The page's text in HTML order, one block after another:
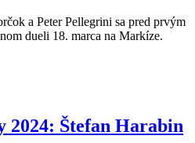
a Peter Pellegrini sa pred prvým
dueli 18. marca na Markíze.
2024: Štefan Harabin